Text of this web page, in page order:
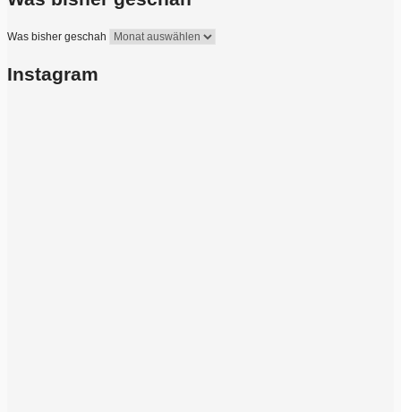
Was bisher geschah
Instagram